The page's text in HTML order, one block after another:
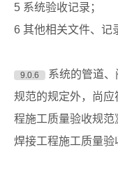
5 系统验收记录；
6 其他相关文件、记
9.0.6
系统的管道
规范的规定外，尚
程施工质量验收规
焊接工程施工质量验